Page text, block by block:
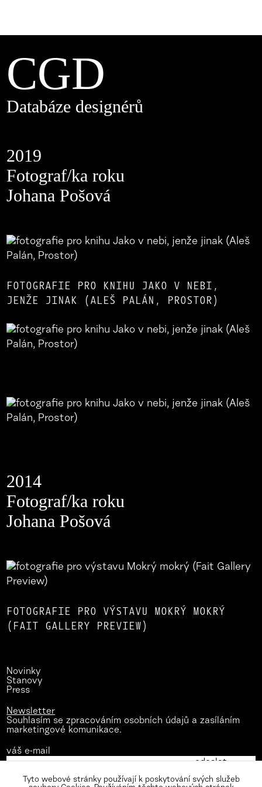
CGD
Databáze designérů
2019
Fotograf/ka roku
Johana Pošová
FOTOGRAFIE PRO KNIHU JAKO V NEBI,
JENŽE JINAK (ALEŠ PALÁN, PROSTOR)
2014
Fotograf/ka roku
Johana Pošová
FOTOGRAFIE PRO VÝSTAVU MOKRÝ MOKRÝ
(FAIT GALLERY PREVIEW)
Novinky
Stanovy
Press
Newsletter
Souhlasím se zpracováním osobních údajů a zasíláním
marketingové komunikace.
váš e-mail
Tyto webové stránky používají k poskytování svých služeb